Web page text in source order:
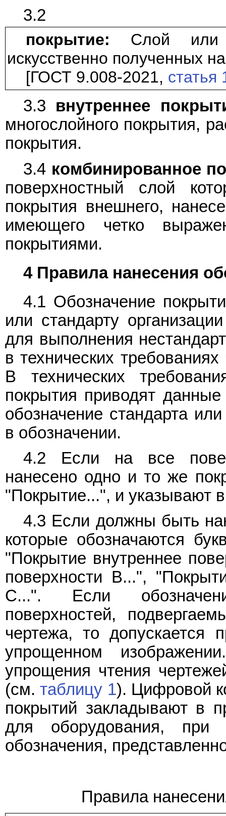
3.2
покрытие: Слой или
искусственно полученных
[ГОСТ 9.008-2021, статья
3.3 внутреннее
многослойного покрытия,
покрытия.
3.4 комбинированное
поверхностный слой
покрытия внешнего,
имеющего четко
покрытиями.
4 Правила нанесения
4.1 Обозначение
или стандарту
для выполнения
в технических
В технических
покрытия приводят
обозначение стандарта
в обозначении.
4.2 Если на все
нанесено одно и то же
"Покрытие...", и указывают
4.3 Если должны быть
которые обозначаются
"Покрытие внутреннее
поверхности B...",
C...". Если
поверхностей,
чертежа, то допускается
упрощенном
упрощения чтения
(см.таблицу 1). Цифровой
покрытий закладывают в
для оборудования, при
обозначения,
Правила